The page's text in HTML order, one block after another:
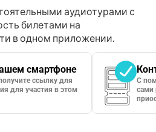
аудиотурами с
билетами на
в одном приложении.
смартфоне
ссылку для
для участия в этом
С
сами